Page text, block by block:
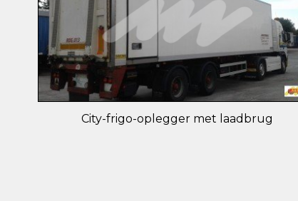
City-frigo-oplegger met laadbrug